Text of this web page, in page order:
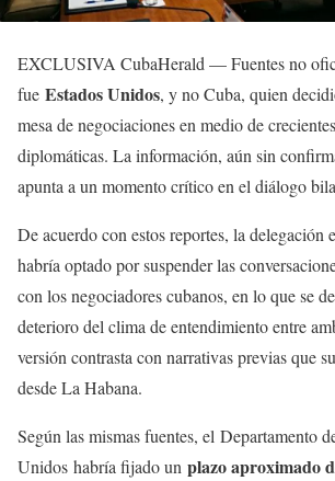
EXCLUSIVA CubaHerald — Fuentes no
fue Estados Unidos, y no Cuba, quien
mesa de negociaciones en medio de
diplomáticas. La información, aún sin
apunta a un momento crítico en el diálogo
De acuerdo con estos reportes, la delegación
habría optado por suspender las
con los negociadores cubanos, en lo que se
deterioro del clima de entendimiento entre
versión contrasta con narrativas previas que
desde La Habana.
Según las mismas fuentes, el Departamento
Unidos habría fijado un plazo aproximado